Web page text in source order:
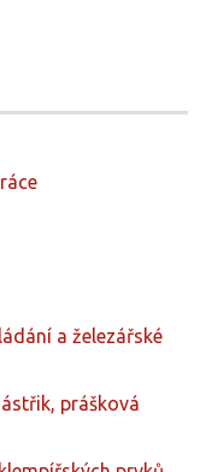
a železářské
prášková